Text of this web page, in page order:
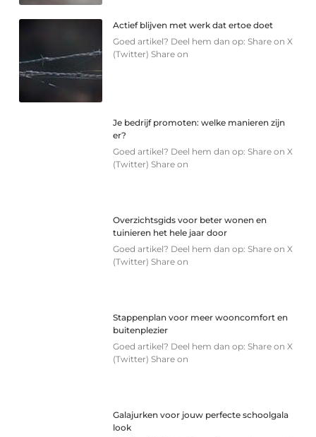
Actief blijven met werk dat ertoe doet
Goed artikel? Deel hem dan op: Share on X
(Twitter) Share on
Je bedrijf promoten: welke manieren zijn
er?
Goed artikel? Deel hem dan op: Share on X
(Twitter) Share on
Overzichtsgids voor beter wonen en
tuinieren het hele jaar door
Goed artikel? Deel hem dan op: Share on X
(Twitter) Share on
Stappenplan voor meer wooncomfort en
buitenplezier
Goed artikel? Deel hem dan op: Share on X
(Twitter) Share on
Galajurken voor jouw perfecte schoolgala
look